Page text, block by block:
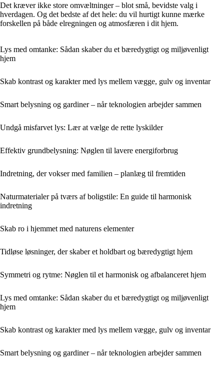
Det kræver ikke store omvæltninger – blot små, bevidste valg i
hverdagen. Og det bedste af det hele: du vil hurtigt kunne mærke
forskellen på både elregningen og atmosfæren i dit hjem.
Lys med omtanke: Sådan skaber du et bæredygtigt og miljøvenligt
hjem
Skab kontrast og karakter med lys mellem vægge, gulv og inventar
Smart belysning og gardiner – når teknologien arbejder sammen
Undgå misfarvet lys: Lær at vælge de rette lyskilder
Effektiv grundbelysning: Nøglen til lavere energiforbrug
Indretning, der vokser med familien – planlæg til fremtiden
Naturmaterialer på tværs af boligstile: En guide til harmonisk
indretning
Skab ro i hjemmet med naturens elementer
Tidløse løsninger, der skaber et holdbart og bæredygtigt hjem
Symmetri og rytme: Nøglen til et harmonisk og afbalanceret hjem
Lys med omtanke: Sådan skaber du et bæredygtigt og miljøvenligt
hjem
Skab kontrast og karakter med lys mellem vægge, gulv og inventar
Smart belysning og gardiner – når teknologien arbejder sammen